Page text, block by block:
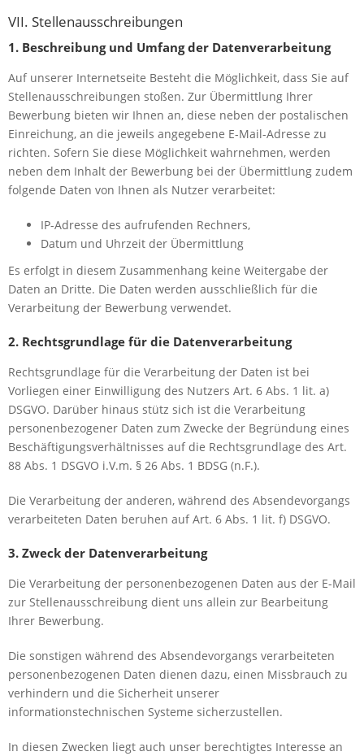
VII. Stellenausschreibungen
1. Beschreibung und Umfang der Datenverarbeitung
Auf unserer Internetseite Besteht die Möglichkeit, dass Sie auf
Stellenausschreibungen stoßen. Zur Übermittlung Ihrer
Bewerbung bieten wir Ihnen an, diese neben der postalischen
Einreichung, an die jeweils angegebene E-Mail-Adresse zu
richten. Sofern Sie diese Möglichkeit wahrnehmen, werden
neben dem Inhalt der Bewerbung bei der Übermittlung zudem
folgende Daten von Ihnen als Nutzer verarbeitet:
IP-Adresse des aufrufenden Rechners,
Datum und Uhrzeit der Übermittlung
Es erfolgt in diesem Zusammenhang keine Weitergabe der
Daten an Dritte. Die Daten werden ausschließlich für die
Verarbeitung der Bewerbung verwendet.
2. Rechtsgrundlage für die Datenverarbeitung
Rechtsgrundlage für die Verarbeitung der Daten ist bei
Vorliegen einer Einwilligung des Nutzers Art. 6 Abs. 1 lit. a)
DSGVO. Darüber hinaus stütz sich ist die Verarbeitung
personenbezogener Daten zum Zwecke der Begründung eines
Beschäftigungsverhältnisses auf die Rechtsgrundlage des Art.
88 Abs. 1 DSGVO i.V.m. § 26 Abs. 1 BDSG (n.F.).
Die Verarbeitung der anderen, während des Absendevorgangs
verarbeiteten Daten beruhen auf Art. 6 Abs. 1 lit. f) DSGVO.
3. Zweck der Datenverarbeitung
Die Verarbeitung der personenbezogenen Daten aus der E-Mail
zur Stellenausschreibung dient uns allein zur Bearbeitung
Ihrer Bewerbung.
Die sonstigen während des Absendevorgangs verarbeiteten
personenbezogenen Daten dienen dazu, einen Missbrauch zu
verhindern und die Sicherheit unserer
informationstechnischen Systeme sicherzustellen.
In diesen Zwecken liegt auch unser berechtigtes Interesse an